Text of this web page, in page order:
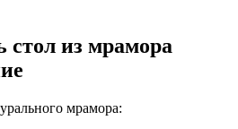
стол из мрамора
мрамора: